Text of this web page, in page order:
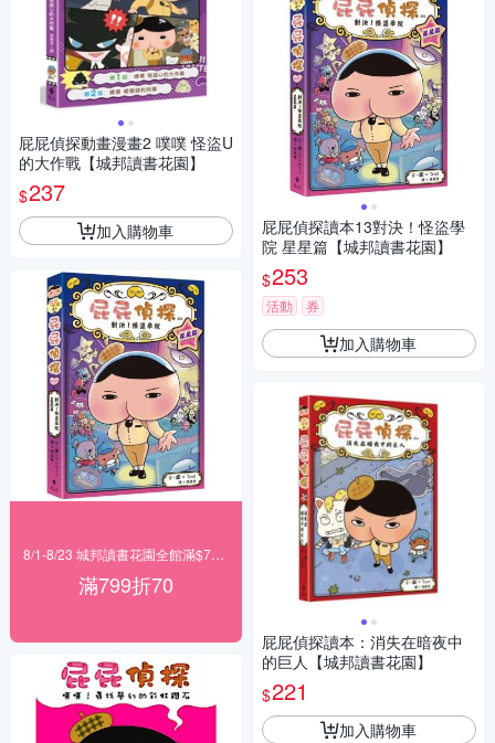
屁屁偵探動畫漫畫2 噗噗 怪盜U
的大作戰【城邦讀書花園】
$237
加入購物車
滿799折70
屁屁偵探讀本13對決！怪盜學
院 星星篇【城邦讀書花園】
$253
活動 券
加入購物車
屁屁偵探讀本：消失在暗夜中
的巨人【城邦讀書花園】
$221
加入購物車